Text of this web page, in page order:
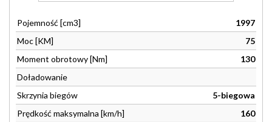
Pojemność [cm3]
1997
Moc [KM]
75
Moment obrotowy [Nm]
130
Doładowanie
Skrzynia biegów
5-biegowa
Prędkość maksymalna [km/h]
160